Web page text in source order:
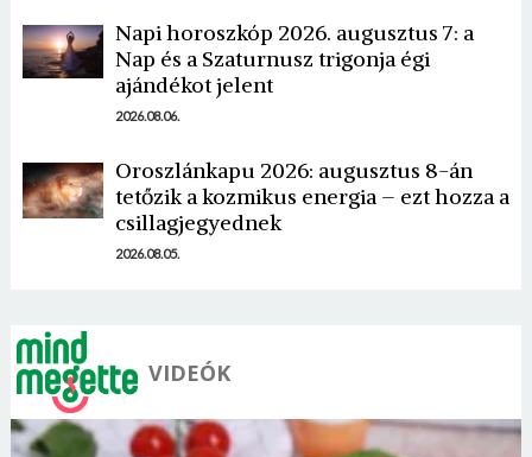
Napi horoszkóp 2026. augusztus 7: a
Nap és a Szaturnusz trigonja égi
ajándékot jelent
2026.08.06.
Oroszlánkapu 2026: augusztus 8-án
tetőzik a kozmikus energia – ezt hozza a
csillagjegyednek
2026.08.05.
VIDEÓK